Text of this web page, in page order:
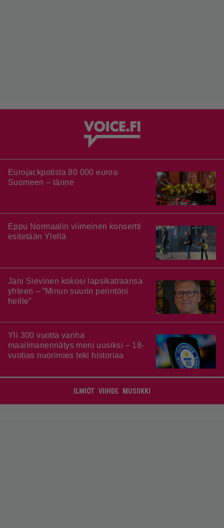
Eurojackpotista 80 000 euroa
Suomeen – tänne
Eppu Normaalin viimeinen konsertti
esitetään Ylellä
Jani Sievinen kokosi lapsikatraansa
yhteen – ”Minun suurin perintöni
heille”
Yli 300 vuotta vanha
maailmanennätys meni uusiksi – 18-
vuotias nuorimies teki historiaa
ILMIÖT VIIHDE MUSIIKKI